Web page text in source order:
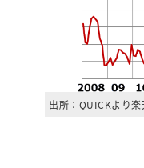
出所：QUICKより